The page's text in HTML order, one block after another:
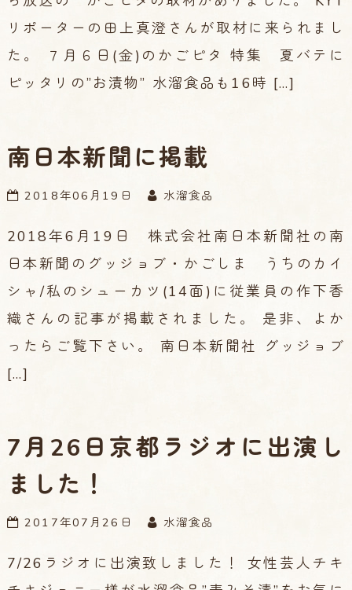
リポーターの田上真澄さんが取材に来られまし
た。 ７月６日(金)のかごピタ 特集 夏バテに
ピッタリの”お漬物” 水溜食品も16時 […]
南日本新聞に掲載
2018年06月19日 水溜食品
2018年6月19日 株式会社南日本新聞社の南
日本新聞のグッジョブ・かごしま うちのカイ
シャ/私のシューカツ(14面)に従業員の作下香
織さんの記事が掲載されました。 是非、よか
ったらご覧下さい。 南日本新聞社 グッジョブ
[…]
7月26日京都ラジオに出演し
ました！
2017年07月26日 水溜食品
7/26ラジオに出演致しました！ 女性芸人チキ